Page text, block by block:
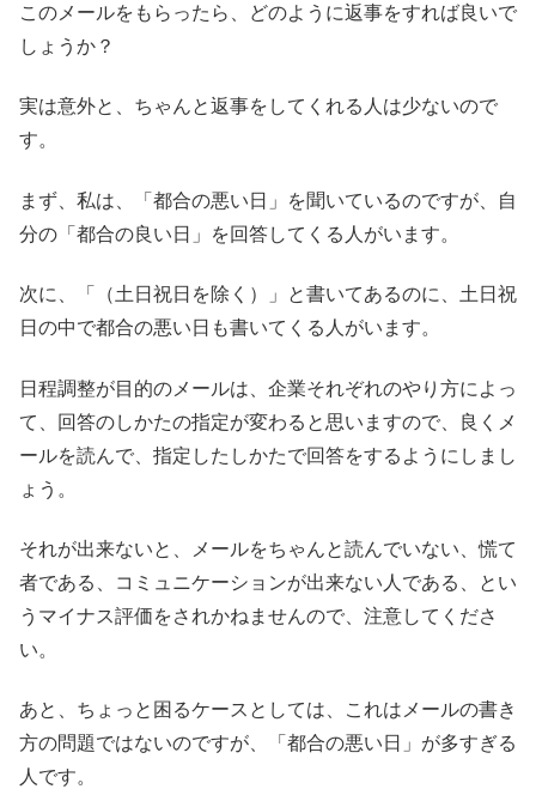
このメールをもらったら、どのように返事をすれば良いで
しょうか？
実は意外と、ちゃんと返事をしてくれる人は少ないので
す。
まず、私は、「都合の悪い日」を聞いているのですが、自
分の「都合の良い日」を回答してくる人がいます。
次に、「（土日祝日を除く）」と書いてあるのに、土日祝
日の中で都合の悪い日も書いてくる人がいます。
日程調整が目的のメールは、企業それぞれのやり方によっ
て、回答のしかたの指定が変わると思いますので、良くメ
ールを読んで、指定したしかたで回答をするようにしまし
ょう。
それが出来ないと、メールをちゃんと読んでいない、慌て
者である、コミュニケーションが出来ない人である、とい
うマイナス評価をされかねませんので、注意してくださ
い。
あと、ちょっと困るケースとしては、これはメールの書き
方の問題ではないのですが、「都合の悪い日」が多すぎる
人です。